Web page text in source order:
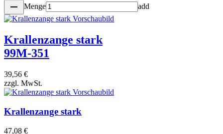
remove Menge add
Krallenzange stark
99M-351
39,56 €
zzgl. MwSt.
Krallenzange stark
47,08 €